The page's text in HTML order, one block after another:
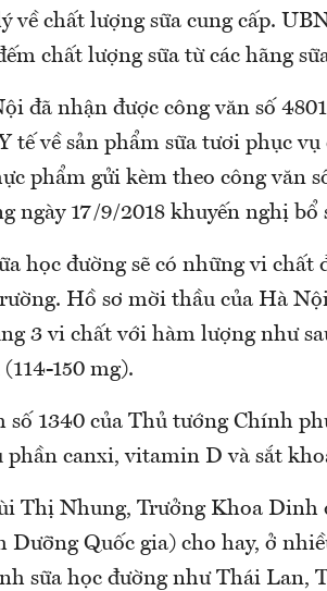
về chất lượng sữa cung cấp.
chất lượng sữa từ các hãng
đã nhận được công văn số
tế về sản phẩm sữa tươi phục
phẩm gửi kèm theo công văn
ngày 17/9/2018 khuyến nghị bổ
học đường sẽ có những vi chất
Hồ sơ mời thầu của Hà
3 vi chất với hàm lượng như
150 mg).
số 1340 của Thủ tướng Chính
phần canxi, vitamin D và sắt
Thị Nhung, Trưởng Khoa
Dưỡng Quốc gia) cho hay, ở
sữa học đường như Thái Lan,